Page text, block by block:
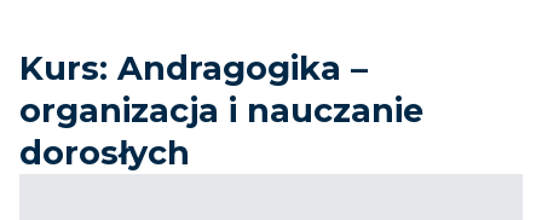
Kurs: Andragogika –
organizacja i nauczanie
dorosłych